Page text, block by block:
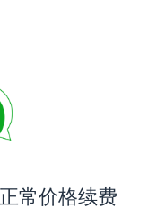
常价格续费